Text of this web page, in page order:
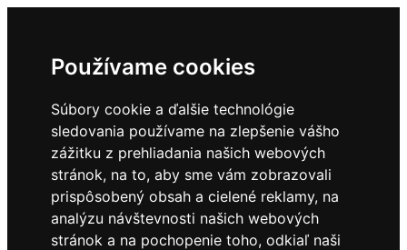
Používame cookies
Súbory cookie a ďalšie technológie
sledovania používame na zlepšenie vášho
zážitku z prehliadania našich webových
stránok, na to, aby sme vám zobrazovali
prispôsobený obsah a cielené reklamy, na
analýzu návštevnosti našich webových
stránok a na pochopenie toho, odkiaľ naši